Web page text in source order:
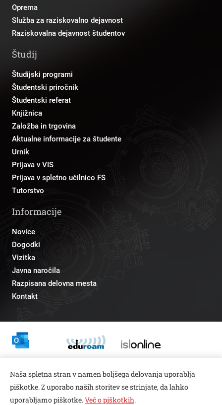
Oprema
Služba za raziskovalno dejavnost
Raziskovalna dejavnost študentov
Študij
Študijski programi
Študentski priročnik
Študentski referat
Knjižnica
Založba in trgovina
Aktualne informacije za študente
Urnik
Prijava v VIS
Prijava v spletno učilnico FS
Tutorstvo
Informacije
Novice
Dogodki
Vizitka
Javna naročila
Razpisana delovna mesta
Kontakt
pr@fs.uni-lj.si
Naša spletna stran v namen boljšega delovanja uporablja
piškotke. Z uporabo naših storitev se strinjate, da lahko
uporabljamo piškotke.Več o piškotkih.